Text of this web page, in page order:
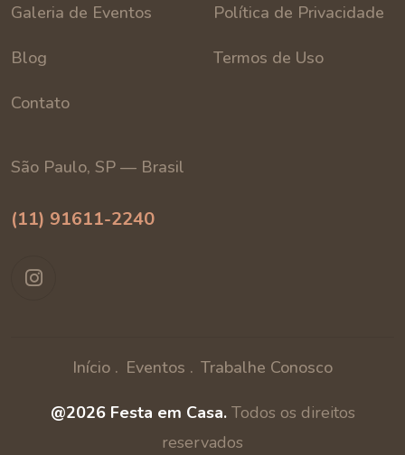
Galeria de Eventos
Blog
Contato
Política de Privacidade
Termos de Uso
São Paulo, SP — Brasil
(11) 91611-2240
Início . Eventos . Trabalhe Conosco
@2026 Festa em Casa.Todos os direitos
reservados